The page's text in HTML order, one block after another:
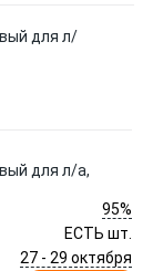
для л/
для л/а,
95%
ЕСТЬ шт.
27 - 29 октября